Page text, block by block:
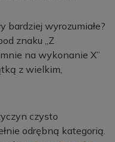
bardziej wyrozumiałe?
znaku „Z
na wykonanie X”
z wielkim,
czysto
odrębną kategorią.